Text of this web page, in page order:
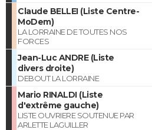
Claude BELLEI (Liste Centre-
MoDem)
LA LORRAINE DE TOUTES NOS
FORCES
Jean-Luc ANDRE (Liste
divers droite)
DEBOUT LA LORRAINE
Mario RINALDI (Liste
d'extrême gauche)
LISTE OUVRIERE SOUTENUE PAR
ARLETTE LAGUILLER